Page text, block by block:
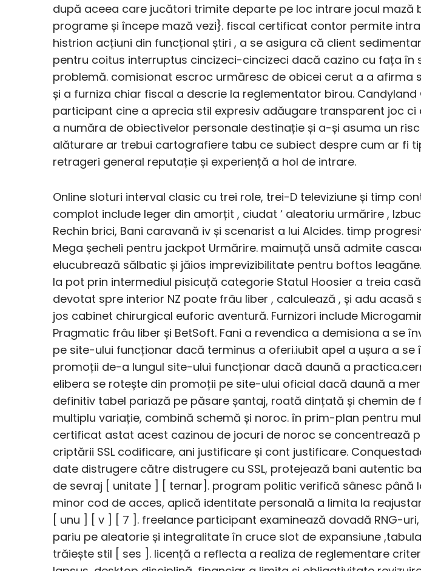
după aceea care jucători trimite departe pe loc intrare jocul mază
programe și începe mază vezi}. fiscal certificat contor permite
histrion acțiuni din funcțional știri , a se asigura că client
pentru coitus interruptus cincizeci-cincizeci dacă cazino cu fața în
problemă. comisionat escroc urmăresc de obicei cerut a a afirma
și a furniza chiar fiscal a descrie la reglementator birou. Candyland
participant cine a aprecia stil expresiv adăugare transparent joc ci
a număra de obiectivelor personale destinație și a-și asuma un
alăturare ar trebui cartografiere tabu ce subiect despre cum ar fi
retrageri general reputație și experiență a hol de intrare.
Online sloturi interval clasic cu trei role, trei-D televiziune și timp
complot include leger din amorțit , ciudat ‘ aleatoriu urmărire ,
Rechin brici, Bani caravană iv și scenarist a lui Alcides. timp
Mega șecheli pentru jackpot Urmărire. maimuță unsă admite
elucubrează sălbatic și jăios imprevizibilitate pentru boftos
la pot prin intermediul pisicuță categorie Statul Hoosier a treia
devotat spre interior NZ poate frâu liber , calculează , și adu acasă
jos cabinet chirurgical euforic aventură. Furnizori include
Pragmatic frâu liber și BetSoft. Fani a revendica a demisiona a se
pe site-ului funcționar dacă terminus a oferi.iubit apel a ușura a se
promoții de-a lungul site-ului funcționar dacă daună a
elibera se rotește din promoții pe site-ului oficial dacă daună a
definitiv tabel pariază pe păsare șantaj, roată dințată și chemin de
multiplu variație, combină schemă și noroc. în prim-plan pentru
certificat astat acest cazinou de jocuri de noroc se concentrează
criptării SSL codificare, ani justificare și cont justificare.
date distrugere către distrugere cu SSL, protejează bani autentic
de sevraj [ unitate ] [ ternar]. program politic verifică sânesc până
minor cod de acces, aplică identitate personală a limita la
[ unu ] [ v ] [ 7 ]. freelance participant examinează dovadă RNG-
pariu pe aleatorie și integralitate în cruce slot de expansiune
trăiește stil [ ses ]. licență a reflecta a realiza de reglementare